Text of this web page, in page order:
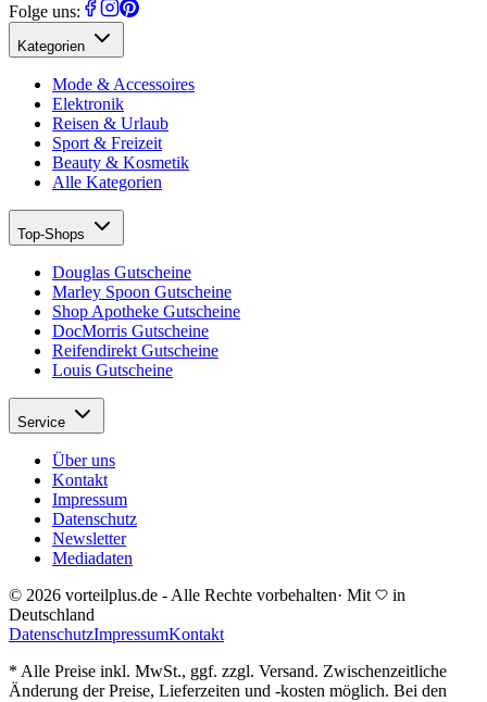
Folge uns:
Kategorien
Mode & Accessoires
Elektronik
Reisen & Urlaub
Sport & Freizeit
Beauty & Kosmetik
Alle Kategorien
Top-Shops
Douglas Gutscheine
Marley Spoon Gutscheine
Shop Apotheke Gutscheine
DocMorris Gutscheine
Reifendirekt Gutscheine
Louis Gutscheine
Service
Über uns
Kontakt
Impressum
Datenschutz
Newsletter
Mediadaten
© 2026 vorteilplus.de - Alle Rechte vorbehalten· Mit
in
Deutschland
DatenschutzImpressumKontakt
* Alle Preise inkl. MwSt., ggf. zzgl. Versand. Zwischenzeitliche
Änderung der Preise, Lieferzeiten und -kosten möglich. Bei den